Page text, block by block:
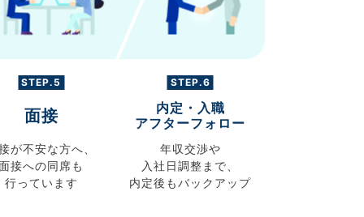
STEP.5
面接
が不安な方へ、
接への同席も
行っています
STEP.6
内定・入職
アフターフォロー
年収交渉や
入社日調整まで、
内定後もバックアップ